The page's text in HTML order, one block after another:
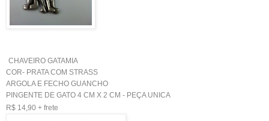
CHAVEIRO GATAMIA
COR- PRATA COM STRASS
ARGOLA E FECHO GUANCHO
PINGENTE DE GATO 4 CM X 2 CM - PEÇA UNICA
R$ 14,90 + frete